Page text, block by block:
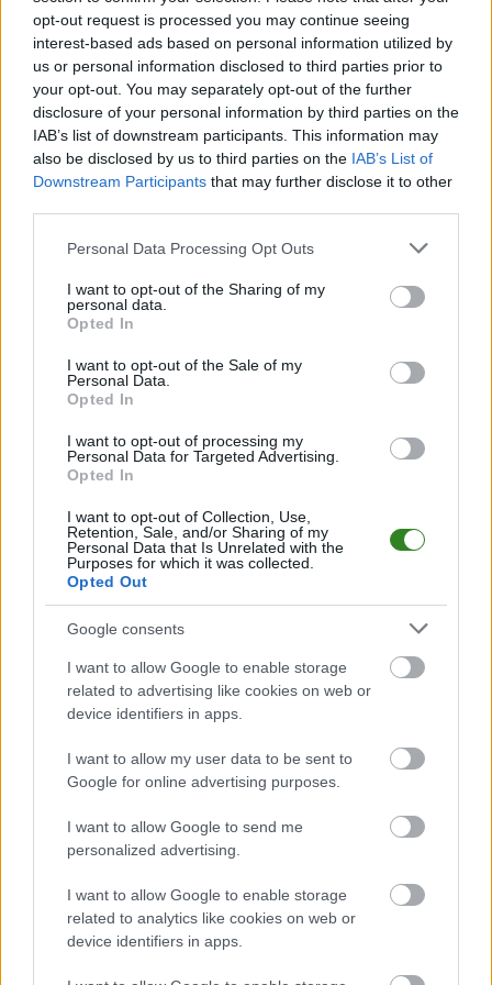
opt-out request is processed you may continue seeing
interest-based ads based on personal information utilized by
us or personal information disclosed to third parties prior to
your opt-out. You may separately opt-out of the further
disclosure of your personal information by third parties on the
IAB’s list of downstream participants. This information may
also be disclosed by us to third parties on the IAB’s List of
Downstream Participants that may further disclose it to other
Please note that this website/app uses one or more Google
not limited to your visit or usage behaviour. You may click to
grant or deny consent to Google and its third-party tags to
use your data for below specified purposes in below Google
consent section.
Personal Data Processing Opt Outs
I want to opt-out of the Sharing of my
personal data.
Opted In
I want to opt-out of the Sale of my
Personal Data.
Opted In
I want to opt-out of processing my
Personal Data for Targeted Advertising.
Opted In
I want to opt-out of Collection, Use,
Retention, Sale, and/or Sharing of my
Personal Data that Is Unrelated with the
Purposes for which it was collected.
Opted Out
Google consents
I want to allow Google to enable storage
related to advertising like cookies on web or
device identifiers in apps.
I want to allow my user data to be sent to
Google for online advertising purposes.
I want to allow Google to send me
personalized advertising.
I want to allow Google to enable storage
related to analytics like cookies on web or
device identifiers in apps.
Po zakończeniu spotkania automatycznie publikujemyoficjalny wynik
spotkania , a także dane meczowe, jeśli są dostępne.
Pełny harmonogram rozgrywek dostępny jest tutaj:Jarosław > Klasa
Okręgowa - terminarz.
Informacje o składach i strzelcach
W miarę dostępności danych, publikujemyskłady wyjściowe,
rezerwowych, zmiany oraz listę strzelców bramek. Informacje te
aktualizujemy zależnie od poziomu ligi i dostępnych źródeł.
Śledź mecze swojej drużyny
Jeśli jesteś kibicem klubu Czuwaj Przemyśl lub Wólczanka Wólka Pełkińska
- zaglądaj tutaj częściej. Nasz serwis regularnie dostarcza informacje o
terminach meczów, wynikach, transferach i newsach klubowych
PodkarpacieLive.pl to największa baza
meczów lokalnych drużyn
piłkarskichw województwie. Sprawdź nasze relacje, śledź ulubioną ligę i
Analiza przed meczem: Czuwaj Przemyśl vs Wólczanka Wólka
Pełkińska
Czuwaj Przemyśl - Wólczanka Wólka Pełkińska
odbędzie się w
ramach 29. kolejki - Jarosław > Klasa Okręgowa. Spotkanie zostanie
rozegrane w dniu 06 czerwca 2026. Początek meczu o godz. 19:30.
Czuwaj Przemyśl
przystępuje do tego spotkania w roli gospodarza. Jak
drużyna radzi sobie w sezonie 2025/2026 rozgrywek Jarosław > Klasa
Okręgowa przed własną publicznością? Na tej stronie możecie zobaczyć
tabelę uwzględniającą tylko mecze u siebie. W tabeli biorącej pod uwagę
tylko mecze wyjazdowe możecie natomiast sprawdzić jak spisuje się klub
Wólczanka Wólka Pełkińska.
Jarosław > Klasa Okręgowa - sytuacja w tabeli
Przed meczami 29. kolejki - Jarosław > Klasa Okręgowa gospodarze
(Czuwaj Przemyśl) zajmują1. miejscew tabeli. Goście (Wólczanka Wólka
Pełkińska) plasują się na13. miejscu.
bramkowe.
na żywo, transmisja
Wynik meczu Czuwaj Przemyśl - Wólczanka Wólka Pełkińska znajdziesz na
naszej stronie zaraz po jego zakończeniu. Jeżeli szukasz informacji
Czuwaj Przemyśl vs. Wólczanka Wólka
Pełkińska - wynik, składy, strzelcy
Jeżeli w internecie lub TV dostępna jest
Czuwaj Przemyśl vs. Wólczanka Wólka Pełkińska
spotkań Jarosław > Klasa Okręgowa na pewno znajdziesz takie informacje